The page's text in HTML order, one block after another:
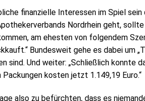
finanzielle Interessen im Spiel
Nordrhein geht,
am ehesten von folgendem
Bundesweit gehe es dabei um
sind. Und weiter: „Schließlich konnte
kosten jetzt 1.149,19 Euro.“
also zu befürchten, dass es